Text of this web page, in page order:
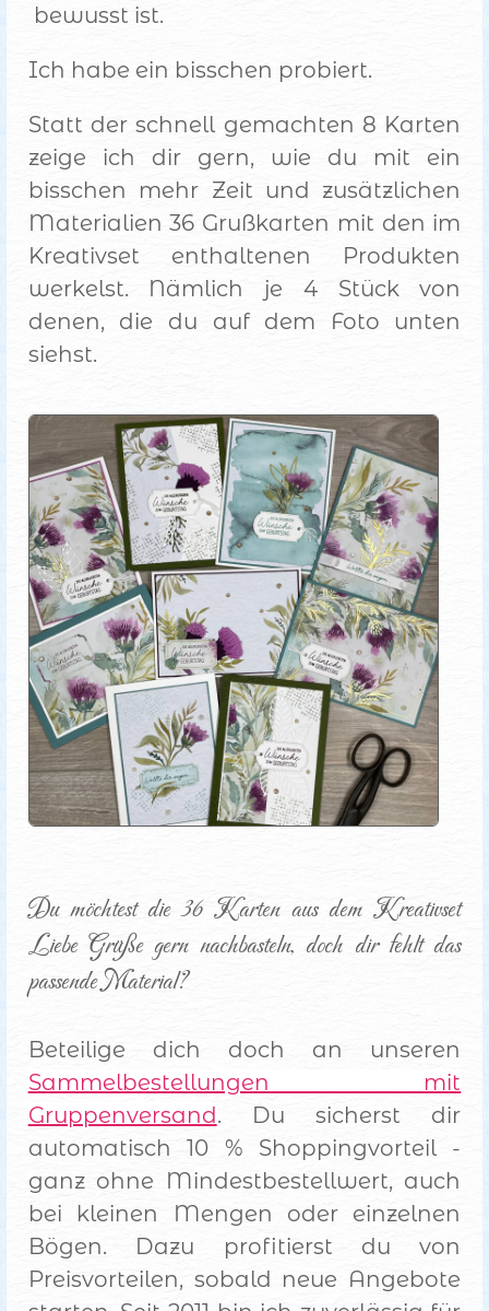
bewusst ist.
Ich habe ein bisschen probiert.
Statt der schnell gemachten 8 Karten
zeige ich dir gern, wie du mit ein
bisschen mehr Zeit und zusätzlichen
Materialien 36 Grußkarten mit den im
Kreativset enthaltenen Produkten
werkelst. Nämlich je 4 Stück von
denen, die du auf dem Foto unten
siehst.
Du möchtest die 36 Karten aus dem Kreativset
Liebe Grüße gern nachbasteln, doch dir fehlt das
passende Material?
Beteilige dich doch an unseren
Sammelbestellungen mit
Gruppenversand. Du sicherst dir
automatisch 10 % Shoppingvorteil -
ganz ohne Mindestbestellwert, auch
bei kleinen Mengen oder einzelnen
Bögen. Dazu profitierst du von
Preisvorteilen, sobald neue Angebote